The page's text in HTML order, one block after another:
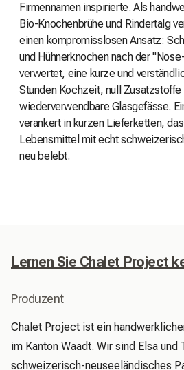
Firmennamen inspirierte. Als
Bio-Knochenbrühe und Rindertalg
einen kompromisslosen Ansatz:
und Hühnerknochen nach der
verwertet, eine kurze und
Stunden Kochzeit, null Zusatzstoffe
wiederverwendbare Glasgefässe.
verankert in kurzen Lieferketten,
Lebensmittel mit echt
neu belebt.
Lernen Sie Chalet Project
Produzent
Chalet Project ist ein
im Kanton Waadt. Wir sind Elsa und
schweizerisch-neuseeländisches